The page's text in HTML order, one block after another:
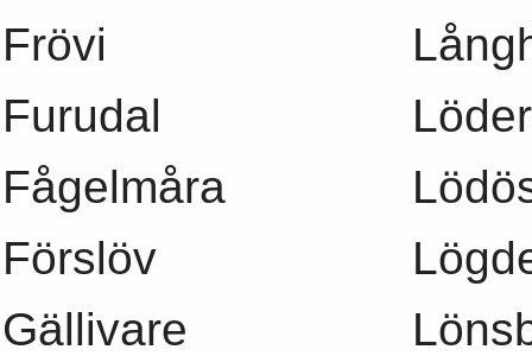
Frövi
Furudal
Fågelmåra
Förslöv
Gällivare